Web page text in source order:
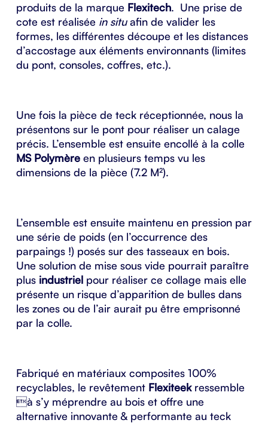
produits de la marque Flexitech. Une prise de
cote est réalisée in situafin de valider les
formes, les différentes découpe et les distances
d’accostage aux éléments environnants (limites
du pont, consoles, coffres, etc.).
Une fois la pièce de teck réceptionnée, nous la
présentons sur le pont pour réaliser un calage
précis. L’ensemble est ensuite encollé à la colle
MS Polymère en plusieurs temps vu les
dimensions de la pièce (7.2 M²).
L’ensemble est ensuite maintenu en pression par
une série de poids (en l’occurrence des
parpaings !) posés sur des tasseaux en bois.
Une solution de mise sous vide pourrait paraître
plus industriel pour réaliser ce collage mais elle
présente un risque d’apparition de bulles dans
les zones ou de l’air aurait pu être emprisonné
par la colle.
Fabriqué en matériaux composites 100%
recyclables, le revêtement Flexiteekressemble
à s’y méprendre au bois et offre une
alternative innovante & performante au teck